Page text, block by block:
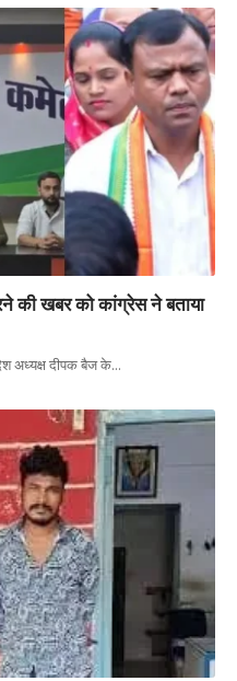
की खबर को कांग्रेस ने बताया
अध्यक्ष दीपक बैज के…